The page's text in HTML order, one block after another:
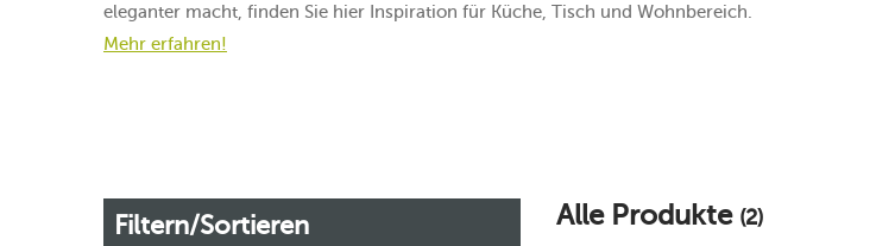
eleganter macht, finden Sie hier Inspiration für Küche, Tisch und Wohnbereich.
Mehr erfahren!
Filtern/Sortieren Alle Produkte (2)